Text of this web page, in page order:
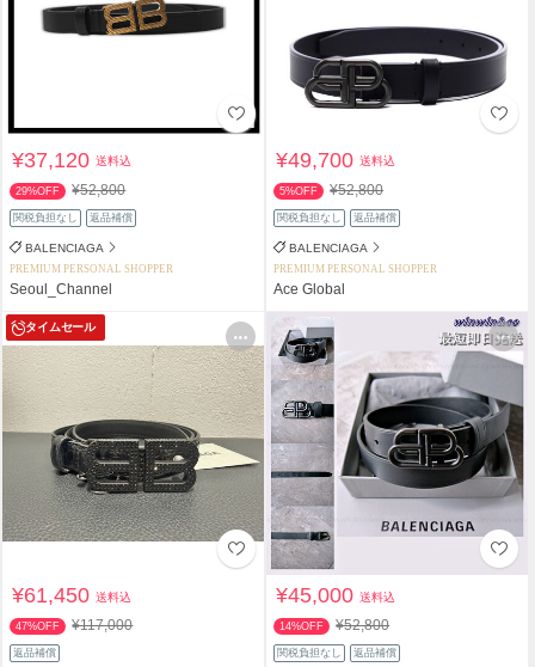
¥37,120送料込
29%OFF ¥52,800
関税負担なし 返品補償
BALENCIAGA
PREMIUM PERSONAL SHOPPER
Seoul_Channel
¥49,700送料込
5%OFF ¥52,800
関税負担なし 返品補償
BALENCIAGA
PREMIUM PERSONAL SHOPPER
Ace Global
タイムセール
¥61,450送料込
47%OFF ¥117,000
返品補償
¥45,000送料込
14%OFF ¥52,800
関税負担なし 返品補償